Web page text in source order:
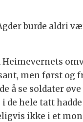
burde aldri
Heimevernets
men først og
å se soldater
de hele tatt
ikke i et